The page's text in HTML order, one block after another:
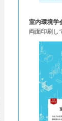
室内環境学
両面印刷し